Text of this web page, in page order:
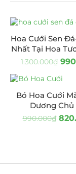
Hoa Cưới Sen
Nhất Tại Hoa
1.300.000₫
Bó Hoa Cưới
Dương
990.000₫